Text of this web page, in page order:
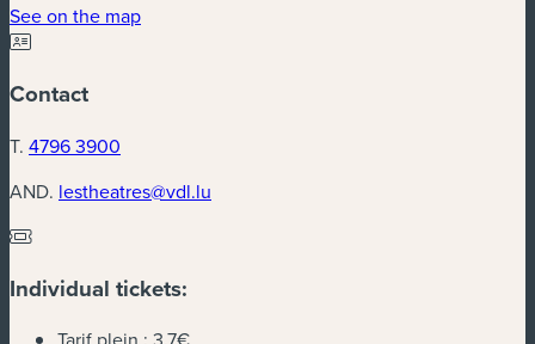
See on the map(new window)
Contact
T. 4796 3900
AND. lestheatres@vdl.lu
Individual tickets: